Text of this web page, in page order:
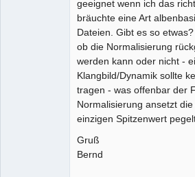
geeignet wenn ich das
bräuchte eine Art
Dateien. Gibt es so
ob die Normalisierung
werden kann oder nicht -
Klangbild/Dynamik sollte
tragen - was offenbar der
Normalisierung ansetzt
einzigen Spitzenwert
Gruß
Bernd